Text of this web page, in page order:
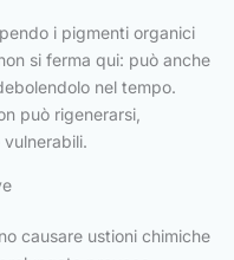
i pigmenti organici
si ferma qui: può anche
nel tempo.
può rigenerarsi,
causare ustioni chimiche